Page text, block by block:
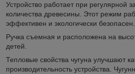
Устройство работает при регулярной
количества древесины. Этот режим
эффективен и экологически безопасен.
Ручка съемная и расположена на
детей.
Тепловые свойства чугуна улучшают
производительность устройства.